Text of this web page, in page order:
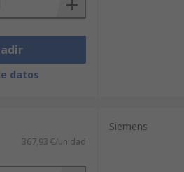
datos
367,93 €/unidad
Siemens